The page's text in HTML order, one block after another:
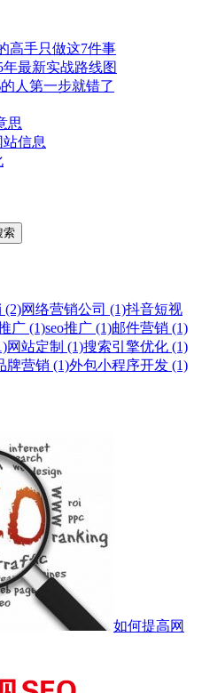
高手只做这7件事
最新实战路线图
人第一步就错了
思
信息
索
(2)网络营销公司 (1)抖音短视
广 (1)seo推广 (1)邮件营销 (1)
网站定制 (1)搜索引擎优化 (1)
牌营销 (1)外包小程序开发 (1)
如何提高网